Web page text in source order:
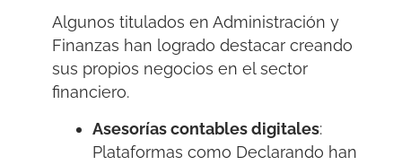
Algunos titulados en Administración y
Finanzas han logrado destacar creando
sus propios negocios en el sector
financiero.
Asesorías contables digitales:
Plataformas como Declarando han